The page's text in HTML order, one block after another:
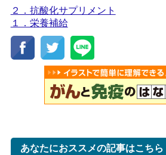
２．抗酸化サプリメント
１．栄養補給
あなたにおススメの記事はこちら